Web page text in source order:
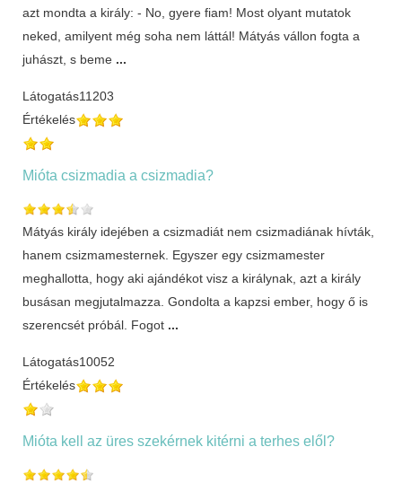
azt mondta a király: - No, gyere fiam! Most olyant mutatok
neked, amilyent még soha nem láttál! Mátyás vállon fogta a
juhászt, s beme ...
Látogatás11203
Értékelés
Mióta csizmadia a csizmadia?
Mátyás király idejében a csizmadiát nem csizmadiának hívták,
hanem csizmamesternek. Egyszer egy csizmamester
meghallotta, hogy aki ajándékot visz a királynak, azt a király
busásan megjutalmazza. Gondolta a kapzsi ember, hogy ő is
szerencsét próbál. Fogot ...
Látogatás10052
Értékelés
Mióta kell az üres szekérnek kitérni a terhes elől?